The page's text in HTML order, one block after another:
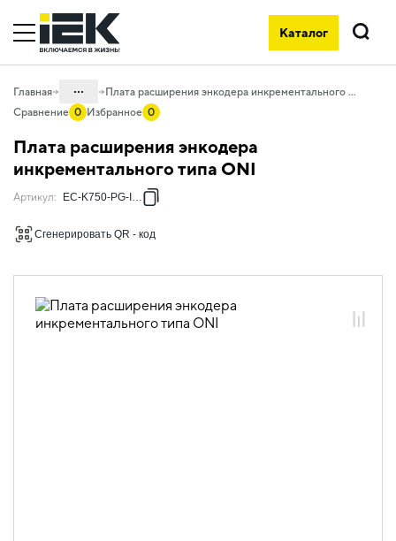
Каталог
Поиск
Главная ...
30. Автоматизация зданий и процессов
30.02 Системы электропривода
привод общепромышленный
оборудование для
Плата расширения энкодера инкрементального типа ONI
Сравнение 0 Избранное 0
Плата расширения энкодера
инкрементального типа ONI
Артикул: EC-K750-PG-INC1
Сгенерировать QR - код